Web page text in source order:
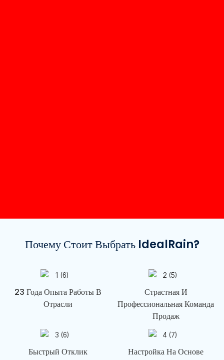
Почему Стоит Выбрать IdealRain?
23 Года Опыта Работы В
Отрасли
Страстная И
Профессиональная Команда
Продаж
Быстрый Отклик
Настройка На Основе